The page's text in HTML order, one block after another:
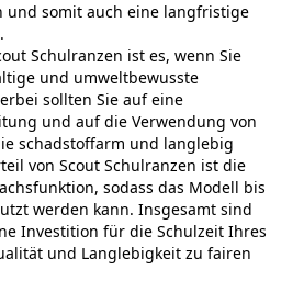
somit auch eine langfristige
Schulranzen ist es, wenn Sie
und umweltbewusste
sollten Sie auf eine
und auf die Verwendung von
schadstoffarm und langlebig
von Scout Schulranzen ist die
sodass das Modell bis
werden kann. Insgesamt sind
Investition für die Schulzeit Ihres
und Langlebigkeit zu fairen